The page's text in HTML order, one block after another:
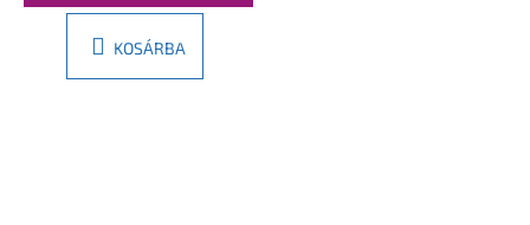
KOSÁRBA